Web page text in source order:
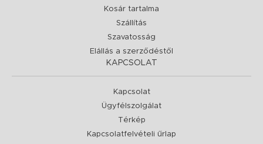
Kosár tartalma
Szállítás
Szavatosság
Elállás a szerződéstől
KAPCSOLAT
Kapcsolat
Ügyfélszolgálat
Térkép
Kapcsolatfelvételi űrlap